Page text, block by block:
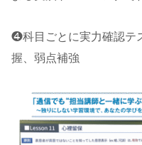
❹科目ごとに実⼒確認テ
握、弱点補強